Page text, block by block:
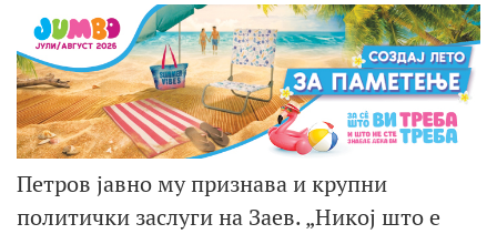
Петров јавно му признава и крупни
политички заслуги на Заев. „Никој што е